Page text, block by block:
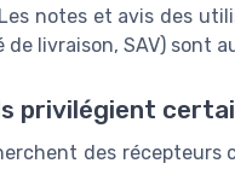
notes et avis des
livraison, SAV) sont
privilégient
des